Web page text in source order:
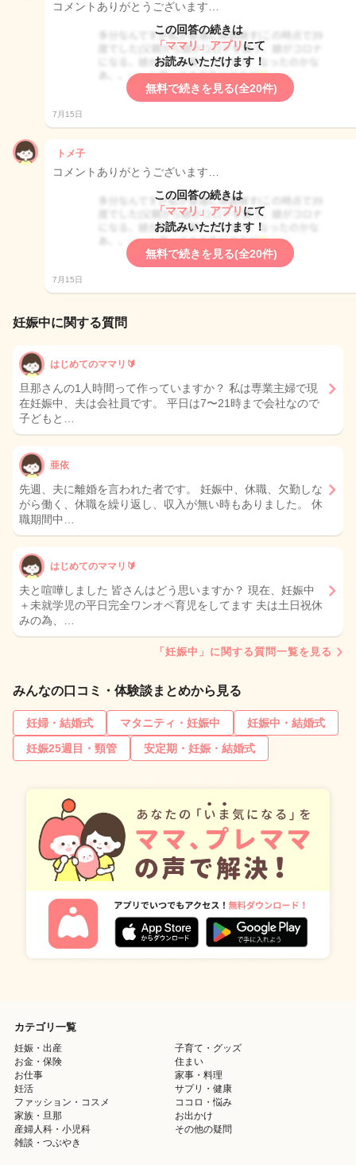
コメントありがとうございます…
この回答の続きは
「ママリ」アプリ にて
お読みいただけます！
無料で続きを見る(全20件)
7月15日
トメ子
コメントありがとうございます…
この回答の続きは
「ママリ」アプリ にて
お読みいただけます！
無料で続きを見る(全20件)
7月15日
妊娠中に関する質問
はじめてのママリ🔰
旦那さんの1人時間って作っていますか？ 私は専業主婦で現
在妊娠中、夫は会社員です。 平日は7〜21時まで会社なので
子どもと…
亜依
先週、夫に離婚を言われた者です。 妊娠中、休職、欠勤しな
がら働く、休職を繰り返し、収入が無い時もありました。 休
職期間中…
はじめてのママリ🔰
夫と喧嘩しました 皆さんはどう思いますか？ 現在、妊娠中
＋未就学児の平日完全ワンオペ育児をしてます 夫は土日祝休
みの為、…
「妊娠中」に関する質問一覧を見る
みんなの口コミ・体験談まとめから見る
妊婦・結婚式 マタニティ・妊娠中
妊娠中・結婚式
妊娠25週目・頸管
安定期・妊娠・結婚式
カテゴリ一覧
妊娠・出産
子育て・グッズ
お金・保険
住まい
お仕事
家事・料理
妊活
サプリ・健康
ファッション・コスメ
ココロ・悩み
家族・旦那
お出かけ
産婦人科・小児科
その他の疑問
雑談・つぶやき